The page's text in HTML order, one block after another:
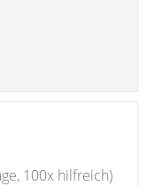
100x hilfreich)